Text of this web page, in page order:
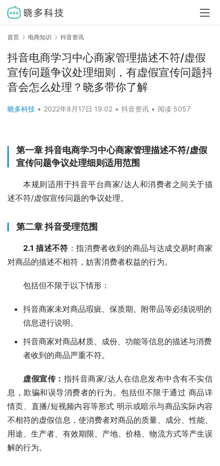
首页 电商知识 抖音资讯
抖音电商学习中心商家管理描述不符/虚假
宣传问题争议处理细则，有虚假宣传问题抖
音会怎么处理？晓多带你了解
晓多科技 • 2022年8月17日 19:02 • 抖音资讯 • 阅读 5057
第一章 抖音电商学习中心商家管理描述不符/虚假
宣传问题争议处理细则适用范围
本规则适用于抖音平台商家/达人和消费者之间关于描
述不符/虚假宣传问题的争议处理。
第二章 抖音受理范围
2.1 描述不符 ：指消费者收到的商品与达成交易时商家
对商品的描述不相符，妨害消费者权益的行为。
包括但不限于以下情形：
抖音商家未对商品瑕疵、保质期、附带品等必须说明的
信息进行说明。
抖音商家对商品材质、成份、功能等信息的描述与消费
者收到的商品严重不符。
虚假宣传： 指抖音商家/达人在信息发布中含有不实信
息，欺骗和误导消费者的行为。包括但不限于通过 商品详
情页、直播/短视频内容等形式 明示或暗示与商品实际内容
不相符的虚假信息，使消费者对商品的质量、成分、性能、
用途、生产者、有效期限、产地、价格、物流方式等产生误
解的行为。